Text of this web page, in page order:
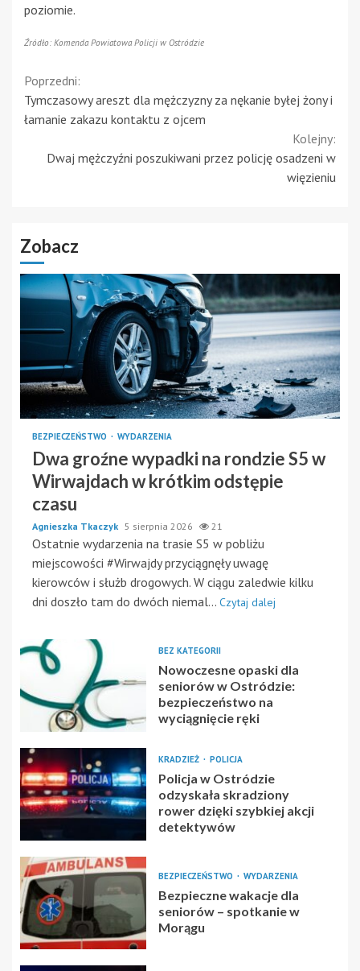
poziomie.
Źródło: Komenda Powiatowa Policji w Ostródzie
Continue
Reading
Poprzedni:
Tymczasowy areszt dla mężczyzny za nękanie byłej żony i
łamanie zakazu kontaktu z ojcem
Kolejny:
Dwaj mężczyźni poszukiwani przez policję osadzeni w
więzieniu
Zobacz
BEZPIECZEŃSTWO WYDARZENIA
Dwa groźne wypadki na rondzie S5 w
Wirwajdach w krótkim odstępie
czasu
Agnieszka Tkaczyk 5 sierpnia 2026 21
Ostatnie wydarzenia na trasie S5 w pobliżu
miejscowości #Wirwajdy przyciągnęły uwagę
kierowców i służb drogowych. W ciągu zaledwie kilku
dni doszło tam do dwóch niemal... Czytaj dalej
BEZ KATEGORII
Nowoczesne opaski dla
seniorów w Ostródzie:
bezpieczeństwo na
wyciągnięcie ręki
KRADZIEŻ POLICJA
Policja w Ostródzie
odzyskała skradziony
rower dzięki szybkiej akcji
detektywów
BEZPIECZEŃSTWO WYDARZENIA
Bezpieczne wakacje dla
seniorów – spotkanie w
Morągu